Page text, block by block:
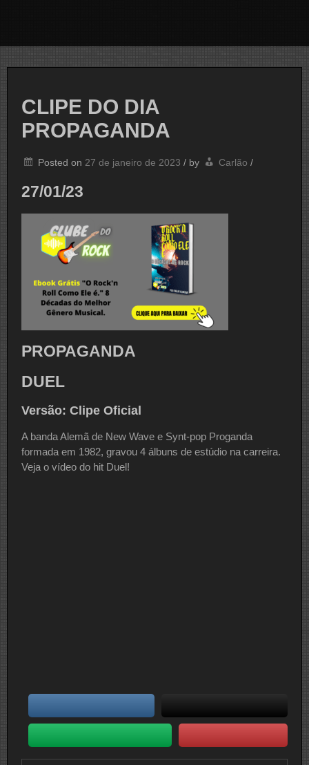
CLIPE DO DIA
PROPAGANDA
Posted on 27 de janeiro de 2023 / by Carlão /
27/01/23
PROPAGANDA
DUEL
Versão: Clipe Oficial
A banda Alemã de New Wave e Synt-pop Proganda
formada em 1982, gravou 4 álbuns de estúdio na carreira.
Veja o vídeo do hit Duel!